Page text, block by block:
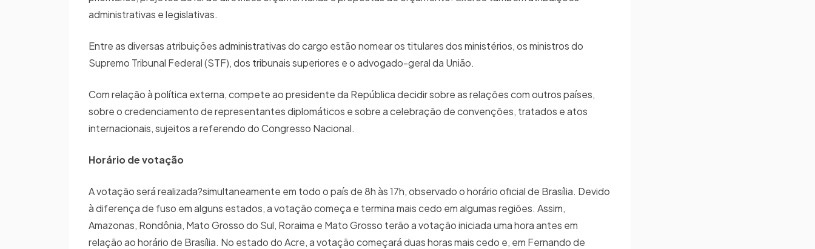
administrativas e legislativas.
Entre as diversas atribuições administrativas do cargo estão nomear os titulares dos ministérios, os ministros do
Supremo Tribunal Federal (STF), dos tribunais superiores e o advogado-geral da União.
Com relação à política externa, compete ao presidente da República decidir sobre as relações com outros países,
sobre o credenciamento de representantes diplomáticos e sobre a celebração de convenções, tratados e atos
internacionais, sujeitos a referendo do Congresso Nacional.
Horário de votação
A votação será realizada?simultaneamente em todo o país de 8h às 17h, observado o horário oficial de Brasília. Devido
à diferença de fuso em alguns estados, a votação começa e termina mais cedo em algumas regiões. Assim,
Amazonas, Rondônia, Mato Grosso do Sul, Roraima e Mato Grosso terão a votação iniciada uma hora antes em
relação ao horário de Brasília. No estado do Acre, a votação começará duas horas mais cedo e, em Fernando de